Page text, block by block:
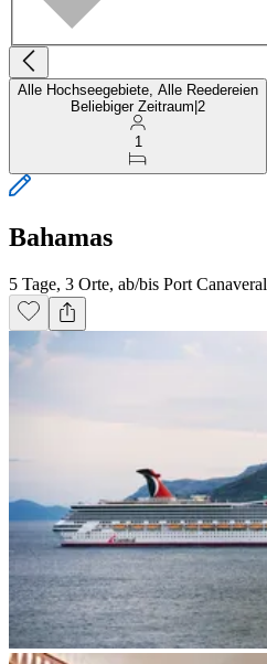
Alle Hochseegebiete, Alle Reedereien
Beliebiger Zeitraum 2
1
Bahamas
5 Tage, 3 Orte, ab/bis Port Canaveral